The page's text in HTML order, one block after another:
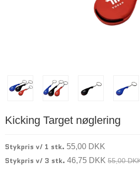
Kicking Target nøglering
Stykpris v/ 1 stk. 55,00 DKK
Stykpris v/ 3 stk. 46,75 DKK 55,00